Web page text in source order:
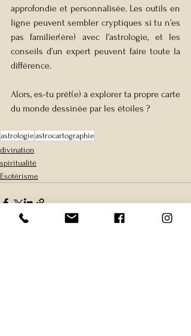
approfondie et personnalisée. Les outils en
ligne peuvent sembler cryptiques si tu n’es
pas familier(ère) avec l’astrologie, et les
conseils d’un expert peuvent faire toute la
différence.
Alors, es-tu prêt(e) à explorer ta propre carte
du monde dessinée par les étoiles ?
astrologieastrocartographie
divination
spiritualité
Esotérisme